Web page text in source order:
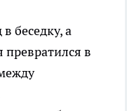
беседку, а
превратился в